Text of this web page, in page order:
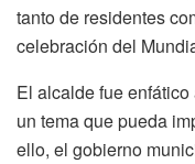
tanto de residentes
celebración del
El alcalde fue
un tema que pueda
ello, el gobierno